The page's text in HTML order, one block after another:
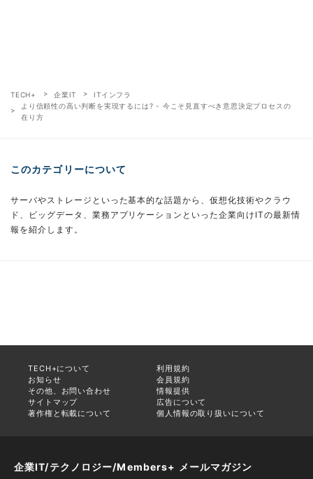
TECH+ 企業IT
ITインフラ
より信頼性の高い判断を実現するには? - 今こそ見直すべき意思決定プロセスの
在り方
このカテゴリーについて
サーバやストレージといった基本的な話題から、仮想化技術やクラウ
ド、ビッグデータ、業務アプリケーションといった企業向けITの最新情
報を紹介します。
TECH+について
利用規約
お知らせ
会員規約
その他、お問い合わせ
情報提供
サイトマップ
広告について
著作権と転載について
個人情報の取り扱いについて
企業IT/テクノロジー/Members+ メールマガジン